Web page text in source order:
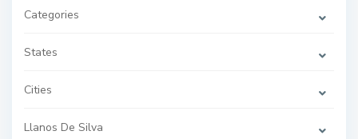
Categories
States
Cities
Llanos De Silva
l
a
s
s
i
v
a